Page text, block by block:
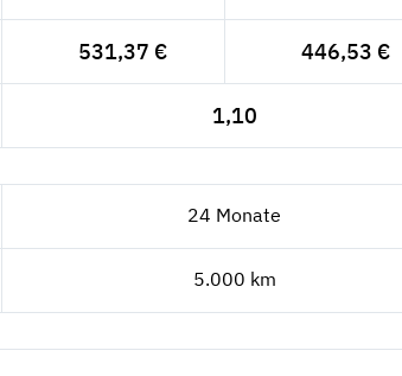
531,37 € 446,53 €
1,10
24 Monate
5.000 km